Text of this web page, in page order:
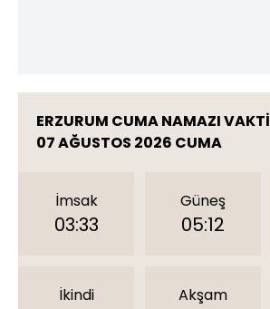
ERZURUM CUMA NAMAZI VAKTİ
07 AĞUSTOS 2026 CUMA
İmsak
03:33
Güneş
05:12
İkindi Akşam